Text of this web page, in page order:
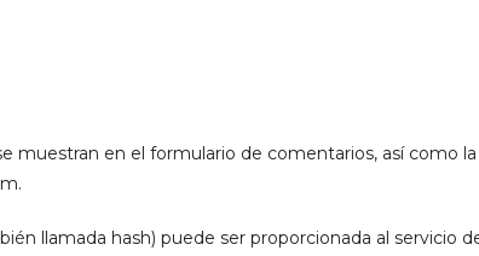
muestran en el formulario de comentarios, así como
llamada hash) puede ser proporcionada al servicio